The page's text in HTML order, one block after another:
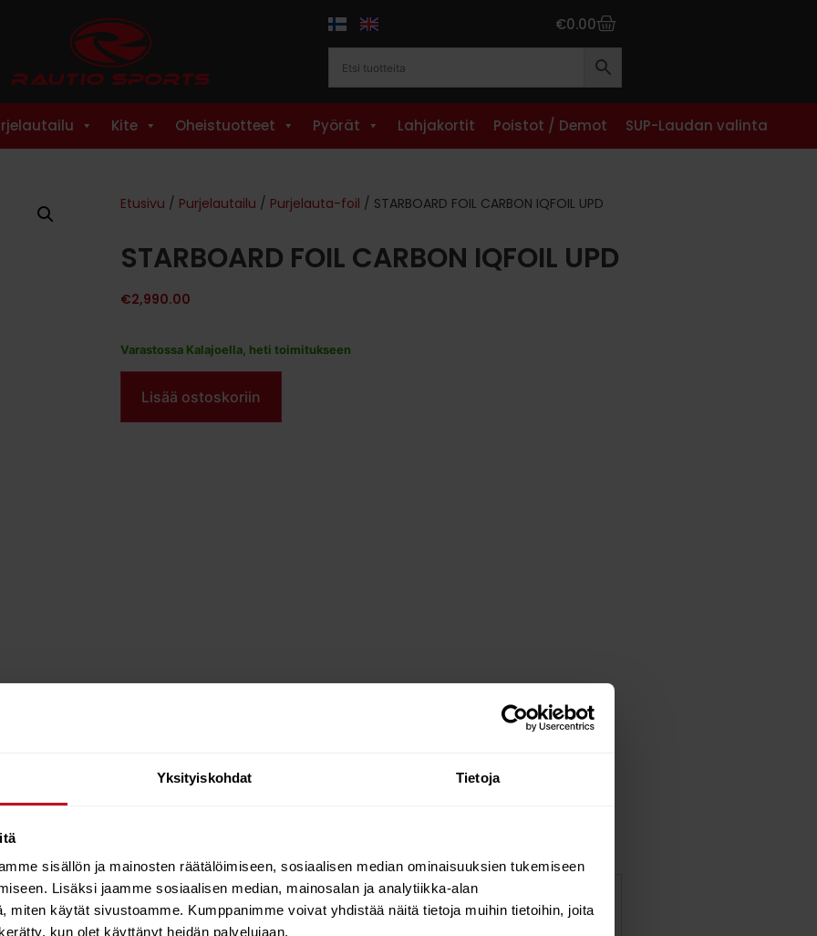
Yksityiskohdat Tietoja
sisällön ja mainosten räätälöimiseen, sosiaalisen median ominaisuuksien tukemiseen
Lisäksi jaamme sosiaalisen median, mainosalan ja analytiikka-alan
miten käytät sivustoamme. Kumppanimme voivat yhdistää näitä tietoja muihin tietoihin, joita
kun olet käyttänyt heidän palvelujaan.
€0.00
Kite Oheistuotteet Pyörät Lahjakortit Poistot / Demot SUP-Laudan valinta
Etusivu / Purjelautailu / Purjelauta-foil / STARBOARD FOIL CARBON IQFOIL UPD
STARBOARD FOIL CARBON IQFOIL UPD
€2,990.00
Varastossa Kalajoella, heti toimitukseen
Lisää ostoskoriin
Plus fuselage | 95cm iQFOiL mast